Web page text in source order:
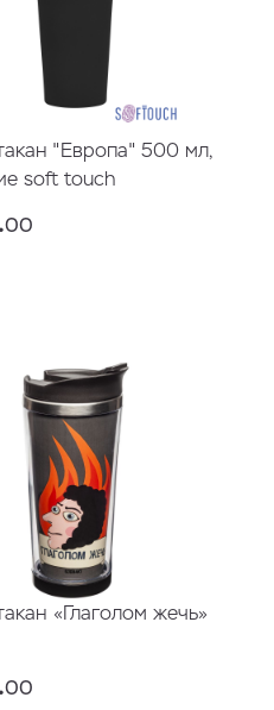
"Европа" 500 мл,
soft touch
00
«Глаголом жечь»
00